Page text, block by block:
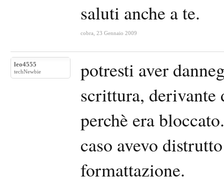
saluti anche a te.
cobra 23 Gennaio 2009
leo4555
techNewbie
potresti aver
scrittura, derivante
perchè era
caso avevo
formattazione.